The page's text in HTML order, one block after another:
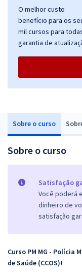
Sobre o curso
Sobre o curso
Satisfação
Você poderá
dinheiro de
satisfação
Curso PM MG - Polícia
de Saúde (CCOS)!
O melhor custo
benefício para os
mil cursos para
garantia de